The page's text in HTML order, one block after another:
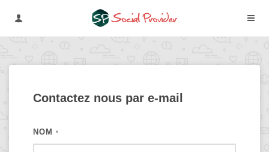
Contactez nous par e-mail
NOM *